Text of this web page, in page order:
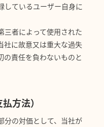
しているユーザー自身に
三者によって使用された
社に故意又は重大な過失
の責任を負わないものと
方法）
分の対価として、当社が